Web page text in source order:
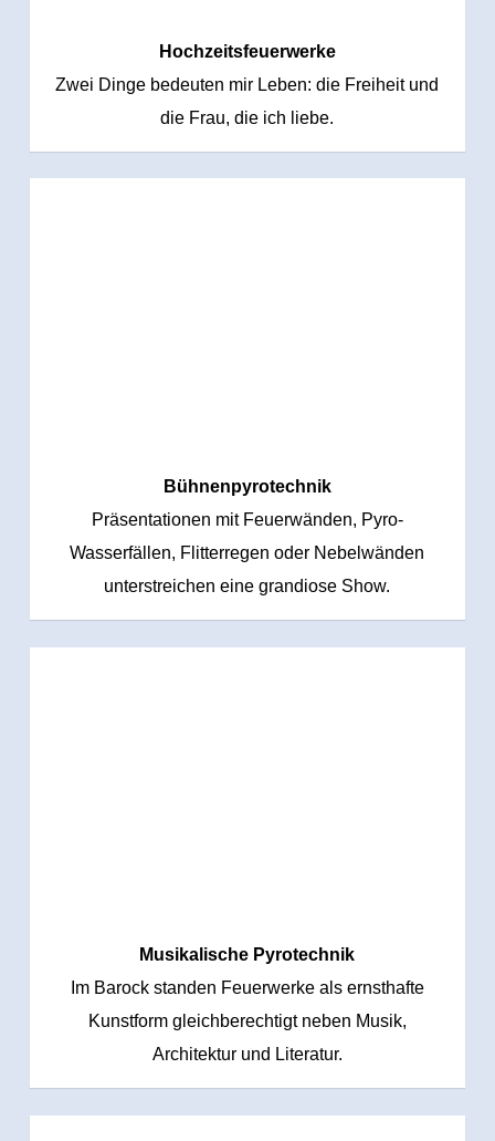
Hochzeitsfeuerwerke
Zwei Dinge bedeuten mir Leben: die Freiheit und
die Frau, die ich liebe.
Bühnenpyrotechnik
Präsentationen mit Feuerwänden, Pyro-
Wasserfällen, Flitterregen oder Nebelwänden
unterstreichen eine grandiose Show.
Musikalische Pyrotechnik
Im Barock standen Feuerwerke als ernsthafte
Kunstform gleichberechtigt neben Musik,
Architektur und Literatur.